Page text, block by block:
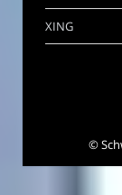
XING
©